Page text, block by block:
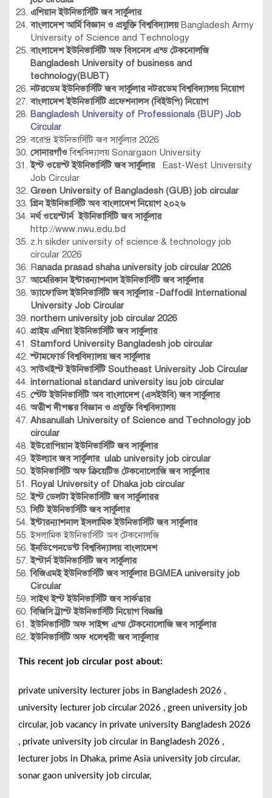
এশিয়ান ইউনিভার্সিটি জব সার্কুলার
বাংলাদেশ আর্মি বিজ্ঞান ও প্রযুক্তি বিশ্ববিদ্যালয় Bangladesh Army
University of Science and Technology
বাংলাদেশ ইউনিভার্সিটি অফ বিসনেস এন্ড টেকনোলজি
Bangladesh University of business and
technology(BUBT)
নটরডেম ইউনিভার্সিটি জব সার্কুলার নটরডেম বিশ্ববিদ্যালয় নিয়োগ
বাংলাদেশ ইউনিভার্সিটি প্রফেশনালস (বিইউপি) নিয়োগ
Bangladesh University of Professionals (BUP) Job
Circular
বরেন্দ্র ইউনিভার্সিটি জব সার্কুলার 2026
সোনারগাঁওবিশ্ববিদ্যালয় Sonargaon University
ইস্ট ওয়েস্ট ইউনিভার্সিটি জব সার্কুলার
East-West University
Job Circular
Green University of Bangladesh (GUB) job circular
গ্রিন ইউনিভার্সিটি অব বাংলাদেশ নিয়োগ ২০২৬
নর্থ ওয়েস্টার্ন ইউনিভার্সিটি জব সার্কুলার
http://www.nwu.edu.bd
z.h sikder university of science & technology job
circular 2026
Ranada prasad shaha university job circular 2026
আমেরিকান ইন্টারন্যাশনাল ইউনিভার্সিটি জব সার্কুলার
ড্যাফোডিল ইউনিভার্সিটি জব সার্কুলার -Daffodil International
University Job Circular
northern university job circular 2026
প্রাইম এশিয়া ইউনিভার্সিটি জব সার্কুলার
Stamford University Bangladesh job circular
স্টামফোর্ড বিশ্ববিদ্যালয় জব সার্কুলার
সাউথইস্ট ইউনিভার্সিটিSoutheast University Job Circular
international standard university isu job circular
স্টেট ইউনিভার্সিটি অব বাংলাদেশ (এসইউবি) জব সার্কুলার
অতীশ দীপঙ্কর বিজ্ঞান ও প্রযুক্তি বিশ্ববিদ্যালয়
Ahsanullah University of Science and Technology job
circular
ইউরোপিয়ান ইউনিভার্সিটি জব সার্কুলার
ইউল্যাব জব সার্কুলার ulab university job circular
ইউনিভার্সিটি অফ ক্রিয়েটিভ টেকনোলোজি জব সার্কুলার
Royal University of Dhaka job circular
ইস্ট ডেলটা ইউনিভার্সিটি জব সার্কুলারর
সিটি ইউনিভার্সিটি জব সার্কুলার
ইন্টারন্যাশনাল ইসলামিক ইউনিভার্সিটি জব সার্কুলার
ইসলামিক ইউনিভার্সিটি অব টেকনোলজি
ইনডিপেনডেন্ট বিশ্ববিদ্যালয় বাংলাদেশ
ইস্টার্ন ইউনিভার্সিটি জব সার্কুলার
বিজিএমই ইউনিভার্সিটি জব সার্কুলার BGMEA university job
Circular
সাইথ ইস্ট ইউনিভার্সিটি জব সার্কতার
বিজিসি ট্রাস্ট ইউনিভার্সিটি নিয়োগ বিজ্ঞপ্তি
ইউনিভার্সিটি অফ সাইন্স এন্ড টেকনোলোজি জব সার্কুলার
ইউনিভার্সিটি অফ ধলেশ্বরী জব সার্কুলার
This recent job circular post about:
private university lecturer jobs in Bangladesh 2026 ,
university lecturer job circular 2026 , green university job
circular, job vacancy in private university Bangladesh 2026
, private university job circular in Bangladesh 2026 ,
lecturer jobs in Dhaka, prime Asia university job circular,
sonar gaon university job circular,